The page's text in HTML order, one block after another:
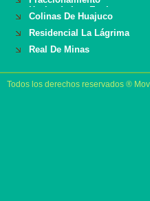
Hacienda Los Encinos
Colinas De Huajuco
Residencial La Lágrima
Real De Minas
Todos los derechos reservados ®